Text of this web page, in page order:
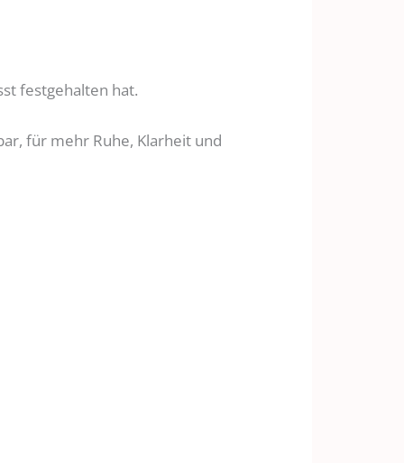
festgehalten hat.
für mehr Ruhe, Klarheit und